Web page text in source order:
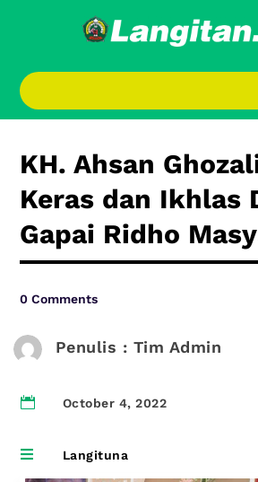
KH. Ahsan
Keras dan Ikhlas
Gapai Ridho
0 Comments
Penulis : Tim Admin
 October 4, 2022
 Langituna